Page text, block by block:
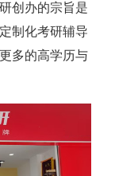
创办的宗旨是
制化考研辅导
多的高学历与